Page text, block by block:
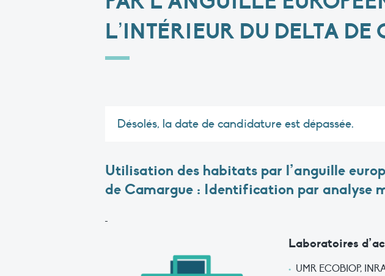
L’INTÉRIEUR DU DELTA DE
Désolés, la date de candidature est dépassée.
Utilisation des habitats par l’anguille
de Camargue : Identification par analyse
Laboratoires
UMR ECOBIOP,